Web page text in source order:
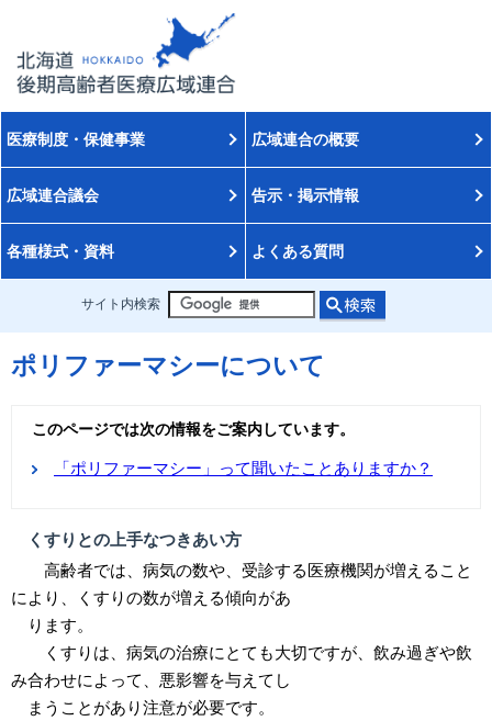
医療制度・保健事業 広域連合の概要
広域連合議会 告示・掲示情報
各種様式・資料 よくある質問
サイト内検索
ポリファーマシーについて
このページでは次の情報をご案内しています。
「ポリファーマシー」って聞いたことありますか？
くすりとの上手なつきあい方
高齢者では、病気の数や、受診する医療機関が増えること
により、くすりの数が増える傾向があ
ります。
くすりは、病気の治療にとても大切ですが、飲み過ぎや飲
み合わせによって、悪影響を与えてし
まうことがあり注意が必要です。